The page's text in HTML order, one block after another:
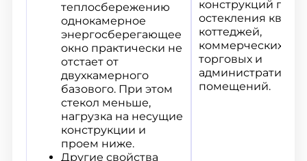
теплосбережению
однокамерное
энергосберегающее
окно практически не
отстает от
двухкамерного
базового. При этом
стекол меньше,
нагрузка на несущие
конструкции и
проем ниже.
Другие свойства
конструкций при
остекления
коттеджей,
коммерческих
торговых и
помещений.